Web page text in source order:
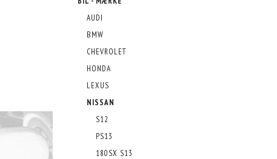
AUDI
BMW
CHEVROLET
HONDA
LEXUS
NISSAN
S12
PS13
180SX S13